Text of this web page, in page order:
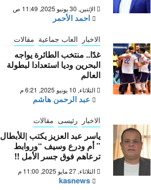
الإثنين, 30 يونيو 2025, 11:49 ص
احمد الأحمر
الاخبار العاب جماعية مقالات
غدًا.. منتخب الطائرة يواجه
البحرين وديا استعدادا لبطولة
العالم
الثلاثاء, 10 يونيو 2025, 6:21 م
عبد الرحمن هاشم
الاخبار رئيسى مقالات
ياسر عبد العزيز يكتب |للأبطال
” أم ودرع وسيف “وروابط
ترعاهم فوق جسر الأمل !!
الثلاثاء, 27 مايو 2025, 11:00 م
kasnews